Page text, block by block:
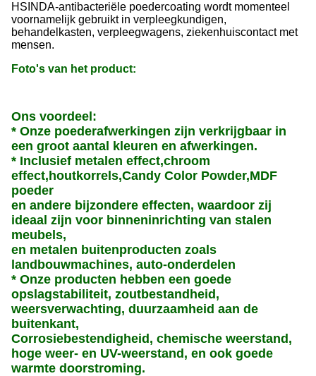
HSINDA-antibacteriële poedercoating wordt momenteel
voornamelijk gebruikt in verpleegkundigen,
behandelkasten, verpleegwagens, ziekenhuiscontact met
mensen.
Foto's van het product:
Ons voordeel:
* Onze poederafwerkingen zijn verkrijgbaar in
een groot aantal kleuren en afwerkingen.
* Inclusief metalen effect,chroom
effect,houtkorrels,Candy Color Powder,MDF
poeder
en andere bijzondere effecten, waardoor zij
ideaal zijn voor binneninrichting van stalen
meubels,
en metalen buitenproducten zoals
landbouwmachines, auto-onderdelen
* Onze producten hebben een goede
opslagstabiliteit, zoutbestandheid,
weersverwachting, duurzaamheid aan de
buitenkant,
Corrosiebestendigheid, chemische weerstand,
hoge weer- en UV-weerstand, en ook goede
warmte doorstroming.